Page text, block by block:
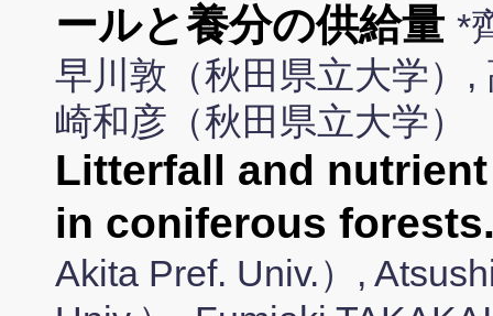
ールと養分の供給量 *
早川敦（秋田県立大学）
崎和彦（秋田県立大学）
Litterfall and
in coniferous
Akita Pref. Univ.）,